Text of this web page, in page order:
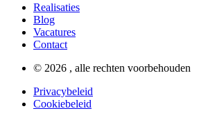
Realisaties
Blog
Vacatures
Contact
© 2026 , alle rechten voorbehouden
Privacybeleid
Cookiebeleid